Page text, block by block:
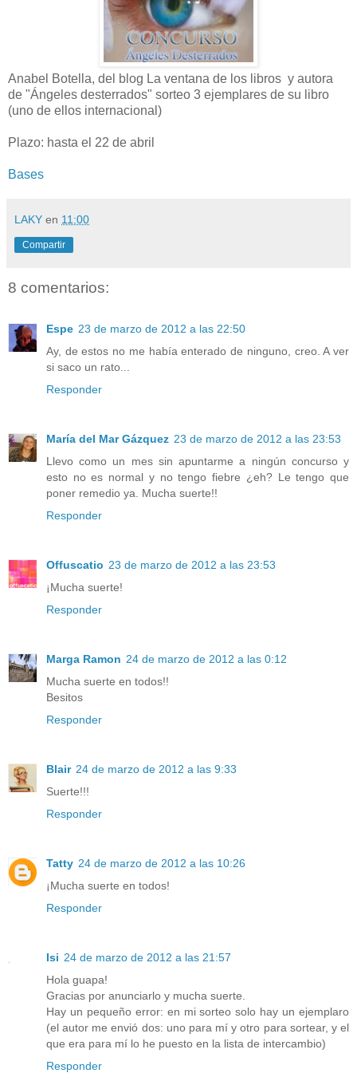
Anabel Botella, del blog La ventana de los libros y autora
de "Ángeles desterrados" sorteo 3 ejemplares de su libro
(uno de ellos internacional)
Plazo: hasta el 22 de abril
Bases
LAKY en 11:00
Compartir
8 comentarios:
Espe 23 de marzo de 2012 a las 22:50
Ay, de estos no me había enterado de ninguno, creo. A ver
si saco un rato...
Responder
María del Mar Gázquez 23 de marzo de 2012 a las 23:53
Llevo como un mes sin apuntarme a ningún concurso y
esto no es normal y no tengo fiebre ¿eh? Le tengo que
poner remedio ya. Mucha suerte!!
Responder
Offuscatio 23 de marzo de 2012 a las 23:53
¡Mucha suerte!
Responder
Marga Ramon 24 de marzo de 2012 a las 0:12
Mucha suerte en todos!!
Besitos
Responder
Blair 24 de marzo de 2012 a las 9:33
Suerte!!!
Responder
Tatty 24 de marzo de 2012 a las 10:26
¡Mucha suerte en todos!
Responder
Isi 24 de marzo de 2012 a las 21:57
Hola guapa!
Gracias por anunciarlo y mucha suerte.
Hay un pequeño error: en mi sorteo solo hay un ejemplaro
(el autor me envió dos: uno para mí y otro para sortear, y el
que era para mí lo he puesto en la lista de intercambio)
Responder